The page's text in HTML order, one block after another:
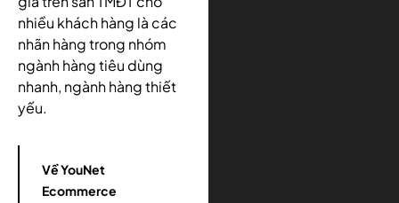
nhiều khách hàng là các
nhãn hàng trong nhóm
ngành hàng tiêu dùng
nhanh, ngành hàng thiết
yếu.
Về YouNet
Ecommerce